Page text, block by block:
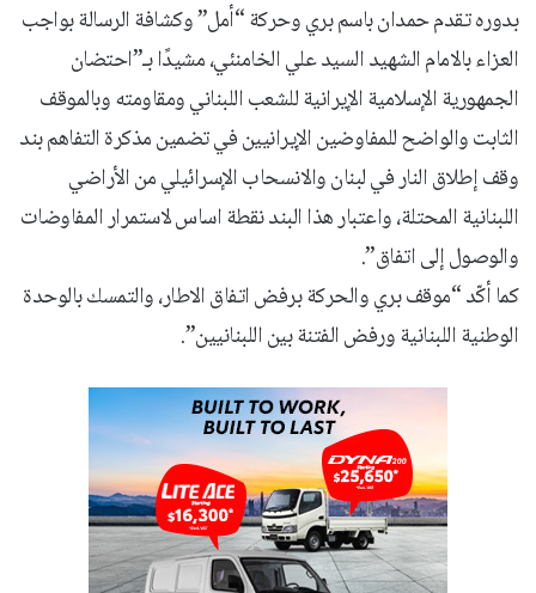
بدوره تقدم حمدان باسم بري وحركة “أمل” وكشافة الرسالة بواجب
العزاء بالامام الشهيد السيد علي الخامنئي، مشيدًا بـ”احتضان
الجمهورية الإسلامية الإيرانية للشعب اللبناني ومقاومته وبالموقف
الثابت والواضح للمفاوضين الإيرانيين في تضمين مذكرة التفاهم بند
وقف إطلاق النار في لبنان والانسحاب الإسرائيلي من الأراضي
اللبنانية المحتلة، واعتبار هذا البند نقطة اساس لاستمرار المفاوضات
والوصول إلى اتفاق”.
كما أكّد “موقف بري والحركة برفض اتفاق الاطار، والتمسك بالوحدة
الوطنية اللبنانية ورفض الفتنة بين اللبنانيين”.